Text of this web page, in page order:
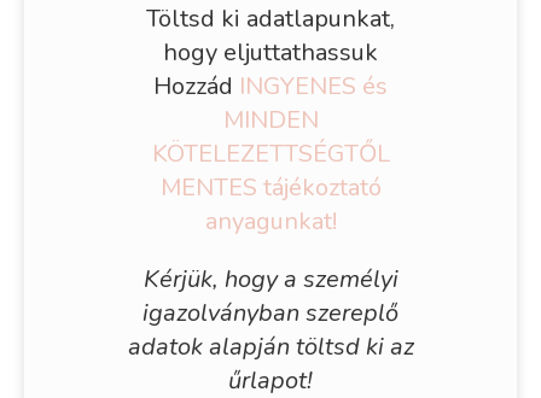
Töltsd ki adatlapunkat,
hogy eljuttathassuk
Hozzád INGYENES és
MINDEN
KÖTELEZETTSÉGTŐL
MENTES tájékoztató
anyagunkat!
Kérjük, hogy a személyi
igazolványban szereplő
adatok alapján töltsd ki az
űrlapot!